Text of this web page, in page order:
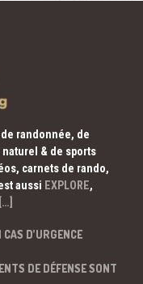
de randonnée, de
& de sports
carnets de rando,
aussi EXPLORE,
[…]
D’URGENCE
DE DÉFENSE SONT